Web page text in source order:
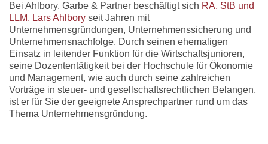
Bei Ahlbory, Garbe & Partner beschäftigt sich RA, StB und
LLM. Lars Ahlbory seit Jahren mit
Unternehmensgründungen, Unternehmenssicherung und
Unternehmensnachfolge. Durch seinen ehemaligen
Einsatz in leitender Funktion für die Wirtschaftsjunioren,
seine Dozententätigkeit bei der Hochschule für Ökonomie
und Management, wie auch durch seine zahlreichen
Vorträge in steuer- und gesellschaftsrechtlichen Belangen,
ist er für Sie der geeignete Ansprechpartner rund um das
Thema Unternehmensgründung.